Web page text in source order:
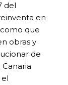
del
en
que
obras y
de
el